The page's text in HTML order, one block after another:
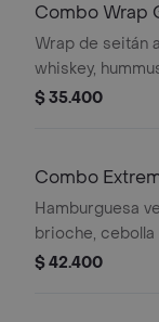
Combo Wrap
Wrap de seitán
whiskey,
tomate, cebolla
$ 35.400
Combo
Hamburguesa
brioche, cebolla
proteína cero
$ 42.400